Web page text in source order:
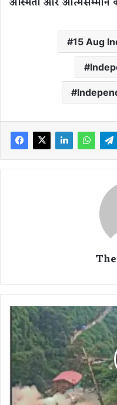
15 Aug
हि
मा
च
में
ड
स्ला